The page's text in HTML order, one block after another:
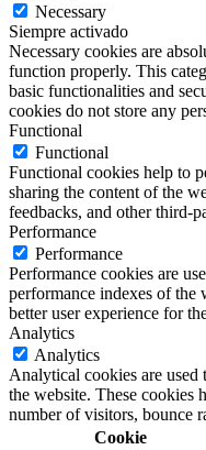
Necessary
Siempre activado
Necessary cookies are
function properly. This
basic functionalities and
cookies do not store any
Functional
Functional
Functional cookies help to
sharing the content of the
feedbacks, and other third-
Performance
Performance
Performance cookies are
performance indexes of the
better user experience for
Analytics
Analytics
Analytical cookies are
the website. These cookies
number of visitors, bounce
Cookie